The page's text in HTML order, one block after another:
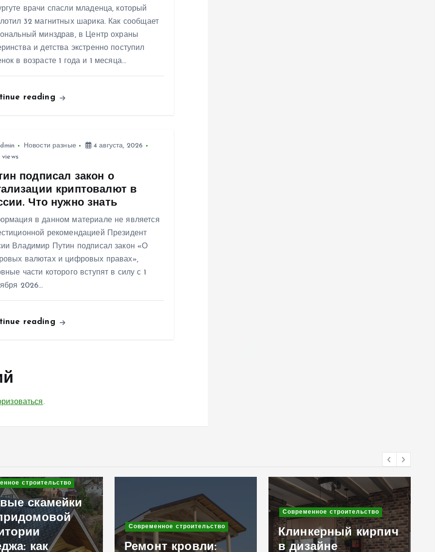
врачи спасли младенца, который
32 магнитных шарика. Как сообщает
минздрав, в Центр охраны
и детства экстренно поступил
в возрасте 1 года и 1 месяца…
reading
Новости разные
4 августа, 2026
views
подписал закон о
криптовалют в
Что нужно знать
в данном материале не является
рекомендацией Президент
Владимир Путин подписал закон «О
валютах и цифровых правах»,
части которого вступят в силу с 1
2026…
reading
.
строительство
скамейки
как
Современное строительство
Ремонт кровли:
Современное строительство
Клинкерный кирпич
в дизайне